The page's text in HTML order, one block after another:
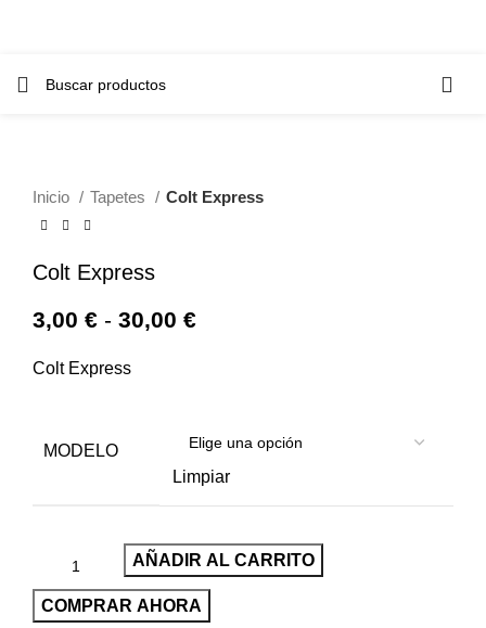
Inicio Tapetes Colt Express
Colt Express
3,00 € - 30,00 €
Colt Express
MODELO
Limpiar
AÑADIR AL CARRITO
COMPRAR AHORA